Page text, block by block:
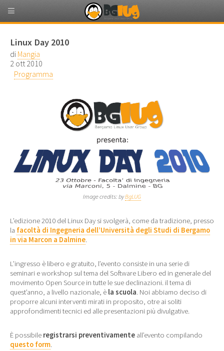
Linux Day 2010
di Mangia
2 ott 2010
Programma
Image credits: byBgLUG
L’edizione 2010 del Linux Day si svolgerà, come da tradizione, presso
la facoltà di Ingegneria dell’Università degli Studi di Bergamo
in via Marcon a Dalmine.
L’ingresso è libero e gratuito, l’evento consiste in una serie di
seminari e workshop sul tema del Software Libero ed in generale del
movimento Open Source in tutte le sue declinazioni. il tema di
quest’anno, a livello nazionale, è la scuola. Noi abbiamo deciso di
proporre alcuni interventi mirati in proposito, otre ai soliti
approfondimenti tecnici ed alle presentazioni più divulgative.
È possibile registrarsi preventivamente all’evento compilando
questo form.